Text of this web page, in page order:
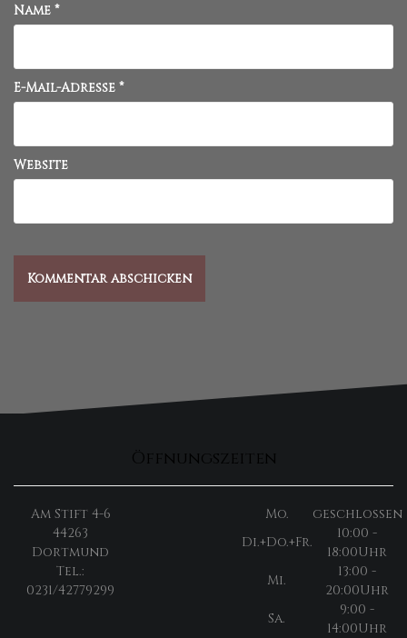
Name *
E-Mail-Adresse *
Website
Öffnungszeiten
Mo.
geschlossen
Di.+Do.+Fr.
10:00 -
18:00Uhr
Mi.
13:00 -
20:00Uhr
Sa.
9:00 -
14:00Uhr
Am Stift 4-6
44263
Dortmund
Tel.:
0231/42779299